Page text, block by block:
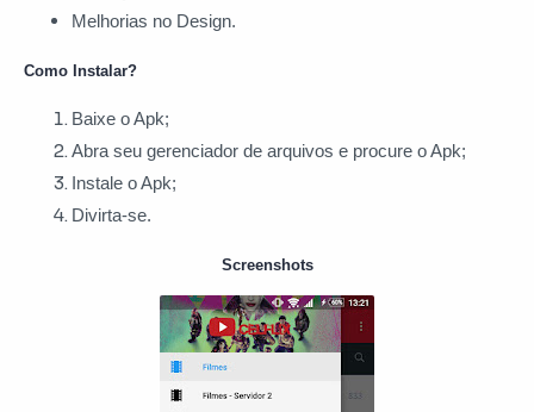
Melhorias no Design.
Como Instalar?
Baixe o Apk;
Abra seu gerenciador de arquivos e procure o Apk;
Instale o Apk;
Divirta-se.
Screenshots